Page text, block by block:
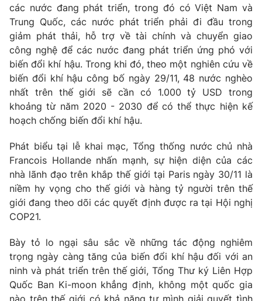
Tổng đài VTV:024.38 355 931 - 024.38 355 932
Ðiện thoại Thời báo VTV:024.66 897 897
Email:
toasoan@vtv.vn
Liên hệ quảng cáo:024-7300.7108
® Cấm sao chép dưới mọi hình thức nếu không có sự chấp
thông tin từ website này.
các nước đang phát triển, trong đó có Việt Nam và
Trung Quốc, các nước phát triển phải đi đầu trong
giảm phát thải, hỗ trợ về tài chính và chuyển giao
công nghệ để các nước đang phát triển ứng phó với
biến đổi khí hậu. Trong khi đó, theo một nghiên cứu về
biến đổi khí hậu công bố ngày 29/11, 48 nước nghèo
nhất trên thế giới sẽ cần có 1.000 tỷ USD trong
khoảng từ năm 2020 - 2030 để có thể thực hiện kế
hoạch chống biến đổi khí hậu.
Phát biểu tại lễ khai mạc, Tổng thống nước chủ nhà
Francois Hollande nhấn mạnh, sự hiện diện của các
nhà lãnh đạo trên khắp thế giới tại Paris ngày 30/11 là
niềm hy vọng cho thế giới và hàng tỷ người trên thế
giới đang theo dõi các quyết định được ra tại Hội nghị
COP21.
Bày tỏ lo ngại sâu sắc về những tác động nghiêm
trọng ngày càng tăng của biến đổi khí hậu đối với an
ninh và phát triển trên thế giới, Tổng Thư ký Liên Hợp
Quốc Ban Ki-moon khẳng định, không một quốc gia
nào trên thế giới có khả năng tự mình giải quyết tình